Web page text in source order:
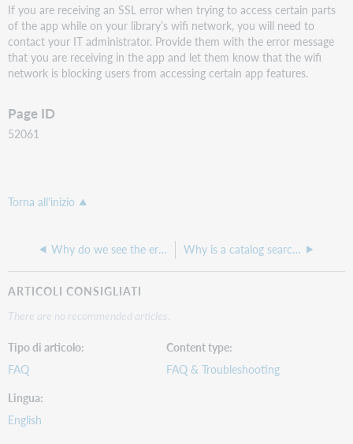
If you are receiving an SSL error when trying to access certain parts
of the app while on your library’s wifi network, you will need to
contact your IT administrator. Provide them with the error message
that you are receiving in the app and let them know that the wifi
network is blocking users from accessing certain app features.
Page ID
52061
Torna all'inizio
Why do we see the error "28" in MuseumKey when trying to check out a pass to a patron? Why is a catalog search not returning expected results in Capira?
ARTICOLI CONSIGLIATI
There are no recommended articles.
Tipo di articolo
FAQ
Content type
FAQ & Troubleshooting
Lingua
English